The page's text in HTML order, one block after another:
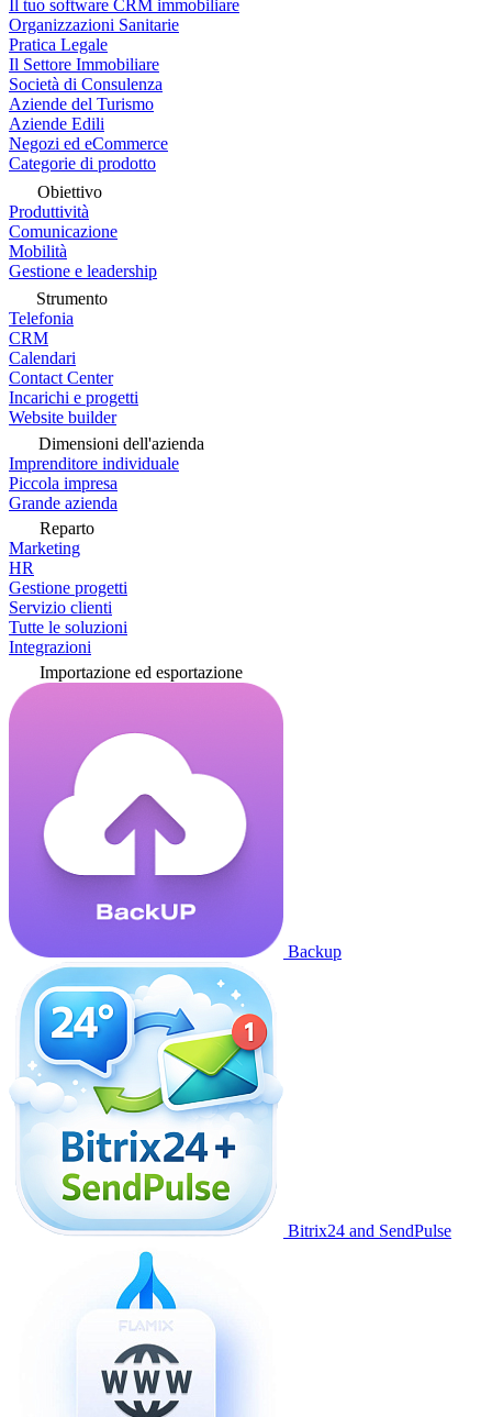
Il tuo software CRM immobiliare
Organizzazioni Sanitarie
Pratica Legale
Il Settore Immobiliare
Società di Consulenza
Aziende del Turismo
Aziende Edili
Negozi ed eCommerce
Categorie di prodotto
Obiettivo
Produttività
Comunicazione
Mobilità
Gestione e leadership
Strumento
Telefonia
CRM
Calendari
Contact Center
Incarichi e progetti
Website builder
Dimensioni dell'azienda
Imprenditore individuale
Piccola impresa
Grande azienda
Reparto
Marketing
HR
Gestione progetti
Servizio clienti
Tutte le soluzioni
Integrazioni
Importazione ed esportazione
Backup
Bitrix24 and SendPulse